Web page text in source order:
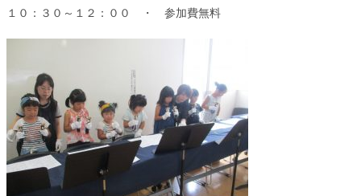
１０：３０～１２：００ ・ 参加費無料